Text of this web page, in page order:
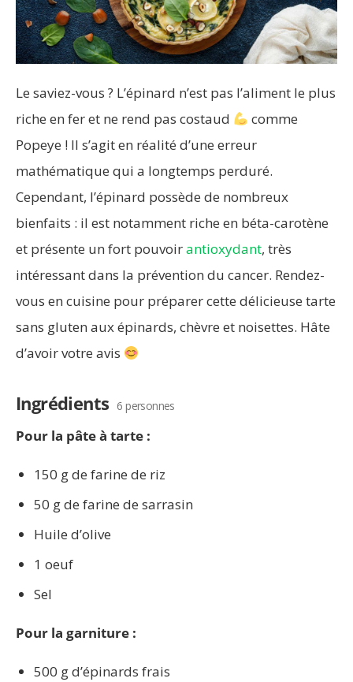
Le saviez-vous ? L’épinard n’est pas l’aliment le plus
riche en fer et ne rend pas costaud
comme
Popeye ! Il s’agit en réalité d’une erreur
mathématique qui a longtemps perduré.
Cependant, l’épinard possède de nombreux
bienfaits : il est notamment riche en béta-carotène
et présente un fort pouvoirantioxydant, très
intéressant dans la prévention du cancer. Rendez-
vous en cuisine pour préparer cette délicieuse tarte
sans gluten aux épinards, chèvre et noisettes. Hâte
d’avoir votre avis
Ingrédients 6 personnes
Pour la pâte à tarte :
150 g de farine de riz
50 g de farine de sarrasin
Huile d’olive
1 oeuf
Sel
Pour la garniture :
500 g d’épinards frais